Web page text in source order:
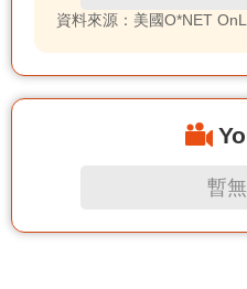
資料來源：美國O*NET
暫